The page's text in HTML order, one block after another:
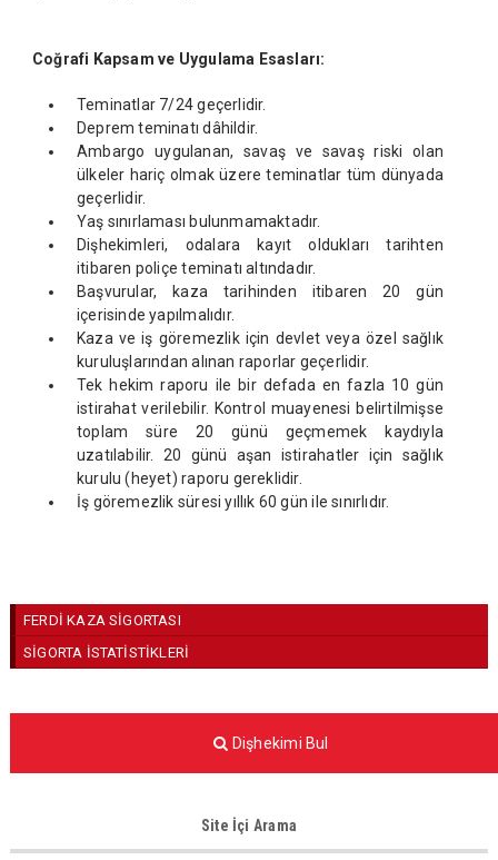
Coğrafi Kapsam ve Uygulama Esasları:
Teminatlar 7/24 geçerlidir.
Deprem teminatı dâhildir.
Ambargo uygulanan, savaş ve savaş riski olan
ülkeler hariç olmak üzere teminatlar tüm dünyada
geçerlidir.
Yaş sınırlaması bulunmamaktadır.
Dişhekimleri, odalara kayıt oldukları tarihten
itibaren poliçe teminatı altındadır.
Başvurular, kaza tarihinden itibaren 20 gün
içerisinde yapılmalıdır.
Kaza ve iş göremezlik için devlet veya özel sağlık
kuruluşlarından alınan raporlar geçerlidir.
Tek hekim raporu ile bir defada en fazla 10 gün
istirahat verilebilir. Kontrol muayenesi belirtilmişse
toplam süre 20 günü geçmemek kaydıyla
uzatılabilir. 20 günü aşan istirahatler için sağlık
kurulu (heyet) raporu gereklidir.
İş göremezlik süresi yıllık 60 gün ile sınırlıdır.
FERDİ KAZA SİGORTASI
SİGORTA İSTATİSTİKLERİ
Dişhekimi Bul
Site İçi Arama